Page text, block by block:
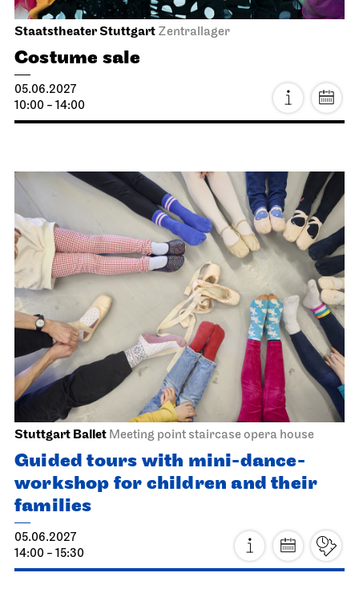
Sat, 05.06.2027
Staatstheater Stuttgart Zentrallager
Costume sale
05.06.2027
10:00 - 14:00